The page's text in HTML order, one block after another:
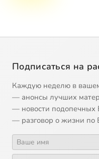
Подписаться на
Каждую неделю в
— анонсы лучших
— новости подопечных
— разговор о жизни по